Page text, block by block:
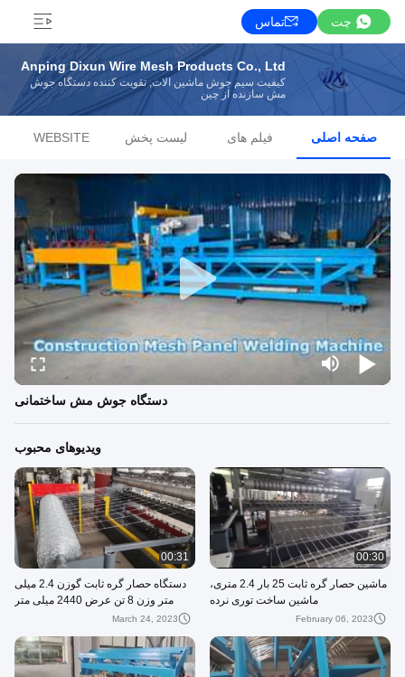
چت تماس
Anping Dixun Wire Mesh Products Co., Ltd
کیفیت سیم جوش ماشین آلات, تقویت کننده دستگاه جوش
مش سازنده از چین
صفحه اصلی فیلم های لیست پخش WEBSITE
دستگاه جوش مش ساختمانی
ویدیوهای محبوب
00:30
ماشین حصار گره ثابت 25 بار 2.4 متری،
ماشین ساخت توری نرده
February 06, 2023
00:31
دستگاه حصار گره ثابت گوزن 2.4 میلی
متر وزن 8 تن عرض 2440 میلی متر
March 24, 2023